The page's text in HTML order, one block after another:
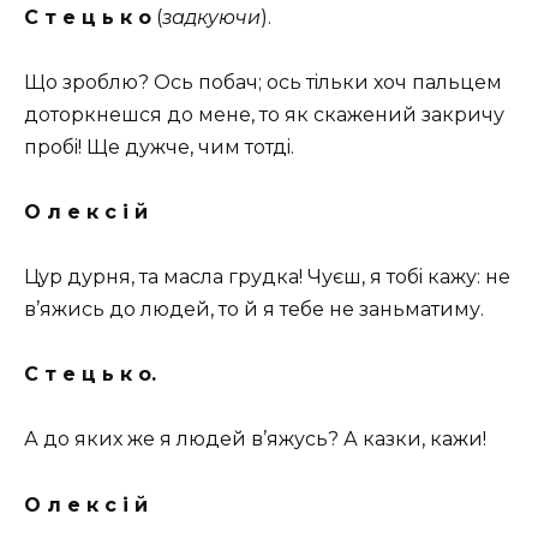
С т е ц ь к о (задкуючи).
Що зроблю? Ось побач; ось тiльки хоч пальцем
доторкнешся до мене, то як скажений закричу
пробi! Ще дужче, чим тотдi.
О л е к с i й
Цур дурня, та масла грудка! Чуєш, я тобi кажу: не
в’яжись до людей, то й я тебе не заньматиму.
С т е ц ь к о.
А до яких же я людей в’яжусь? А казки, кажи!
О л е к с i й